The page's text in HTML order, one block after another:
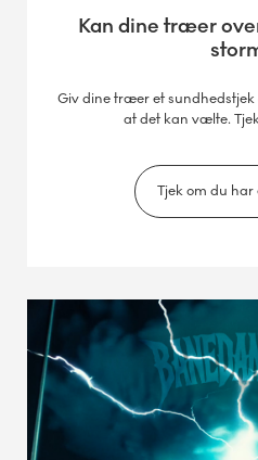
Kan dine træer
Giv dine træer et sundhedstjek
at det kan vælte.
Tjek om du